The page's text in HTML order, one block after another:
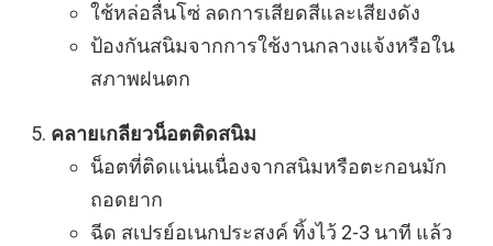
ใช้หล่อลื่นโซ่ ลดการเสียดสีและเสียงดัง
ป้องกันสนิมจากการใช้งานกลางแจ้งหรือใน
สภาพฝนตก
คลายเกลียวน็อตติดสนิม
น็อตที่ติดแน่นเนื่องจากสนิมหรือตะกอนมัก
ถอดยาก
ฉีด สเปรย์อเนกประสงค์ ทิ้งไว้ 2-3 นาที แล้ว